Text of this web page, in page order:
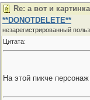
Re: а вот и
**DONOTDELETE**
незарегистрированный
Цитата:
На этой пикче